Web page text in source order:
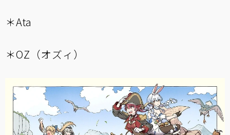
＊Ata
＊OZ（オズィ）